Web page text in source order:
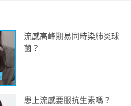
流感高峰期易同時染肺炎球
菌？
患上流感要服抗生素嗎？